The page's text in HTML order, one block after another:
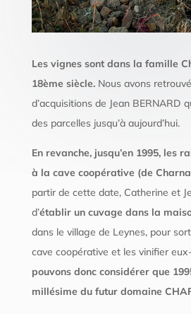
Les vignes sont dans la famille
18ème siècle.Nous avons
d’acquisitions de Jean BERNARD
des parcelles jusqu’à aujourd’hui.
En revanche, jusqu’en 1995, les
à la cave coopérative (de
partir de cette date, Catherine et
d’établir un cuvage dans la
dans le village de Leynes, pour
cave coopérative et les vinifier
pouvons donc considérer que
millésime du futur domaine